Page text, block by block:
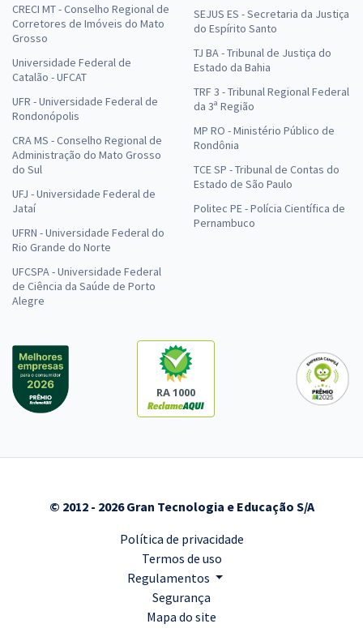
CRECI MT - Conselho Regional de
Corretores de Imóveis do Mato
Grosso
Universidade Federal de
Catalão - UFCAT
UFR - Universidade Federal de
Rondonópolis
CRA MS - Conselho Regional de
Administração do Mato Grosso
do Sul
UFJ - Universidade Federal de
Jataí
UFRN - Universidade Federal do
Rio Grande do Norte
UFCSPA - Universidade Federal
de Ciência da Saúde de Porto
Alegre
SEJUS ES - Secretaria da Justiça
do Espírito Santo
TJ BA - Tribunal de Justiça do
Estado da Bahia
TRF 3 - Tribunal Regional Federal
da 3ª Região
MP RO - Ministério Público de
Rondônia
TCE SP - Tribunal de Contas do
Estado de São Paulo
Politec PE - Polícia Científica de
Pernambuco
RA 1000
© 2012 - 2026 Gran Tecnologia e Educação S/A
Política de privacidade
Termos de uso
Regulamentos
Segurança
Mapa do site